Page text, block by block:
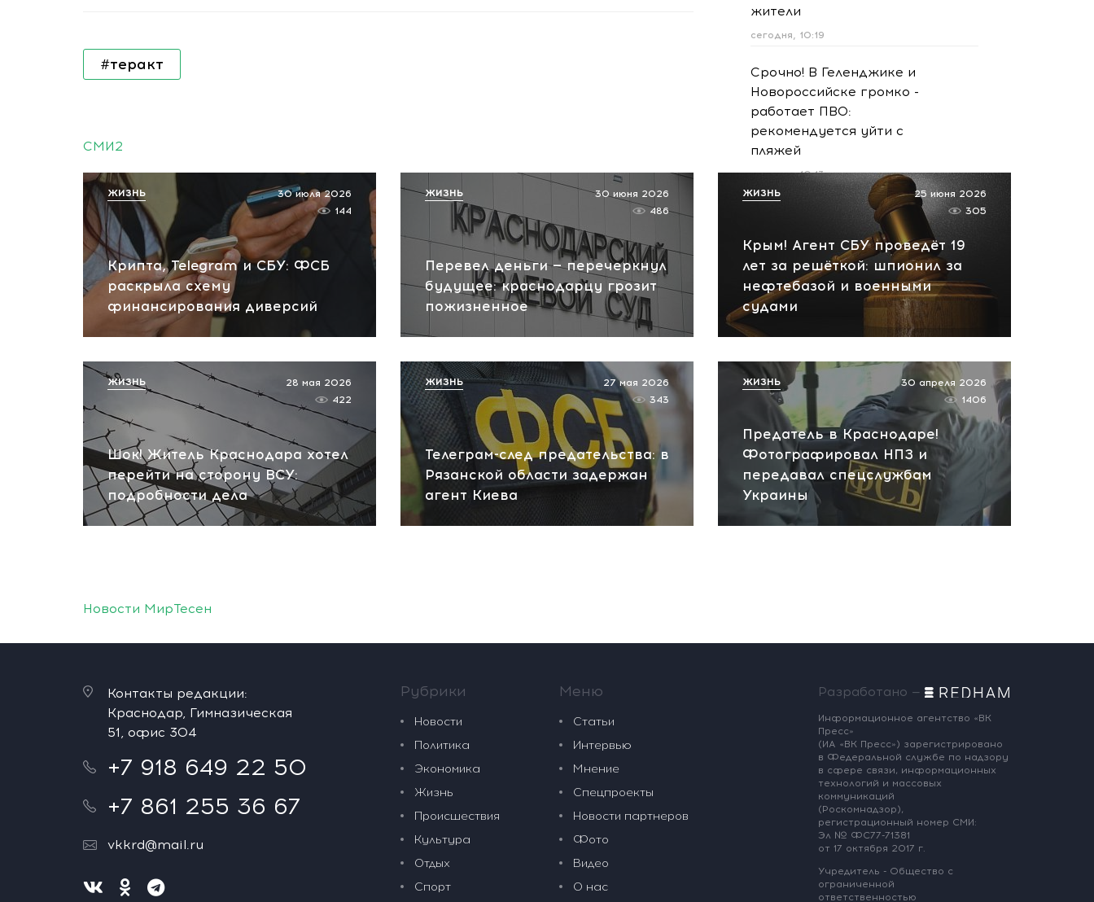
#теракт
жители
сегодня, 10:19
Срочно! В Геленджике и
Новороссийске громко -
работает ПВО:
рекомендуется уйти с
пляжей
сегодня, 10:13
НАТО планирует и
руководит терактами в
России! Сенсационное
заявление хакеров
сегодня, 10:07
СМИ2
Крипта, Telegram и СБУ: ФСБ
раскрыла схему
финансирования диверсий
30 июля 2026
144
ЖИЗНЬ
Перевел деньги — перечеркнул
будущее: краснодарцу грозит
пожизненное
30 июня 2026
486
ЖИЗНЬ
Крым! Агент СБУ проведёт 19
лет за решёткой: шпионил за
нефтебазой и военными
судами
25 июня 2026
305
ЖИЗНЬ
Шок! Житель Краснодара хотел
перейти на сторону ВСУ:
подробности дела
28 мая 2026
422
ЖИЗНЬ
Телеграм-след предательства: в
Рязанской области задержан
агент Киева
27 мая 2026
343
ЖИЗНЬ
Предатель в Краснодаре!
Фотографировал НПЗ и
передавал спецслужбам
Украины
30 апреля 2026
1406
ЖИЗНЬ
Новости МирТесен
Контакты редакции:
Краснодар, Гимназическая
51, офис 304
+7 918 649 22 50
+7 861 255 36 67
vkkrd@mail.ru
Рубрики
Новости
Политика
Экономика
Жизнь
Происшествия
Культура
Отдых
Спорт
Меню
Статьи
Интервью
Мнение
Спецпроекты
Новости партнеров
Фото
Видео
О нас
Разработано —
Информационное агентство «ВК
Пресс»
(ИА «ВК Пресс») зарегистрировано
в Федеральной службе по надзору
в сфере связи, информационных
технологий и массовых
коммуникаций
(Роскомнадзор),
регистрационный номер СМИ:
Эл № ФС77-71381
от 17 октября 2017 г.
Учредитель - Общество с
ограниченной
ответственностью